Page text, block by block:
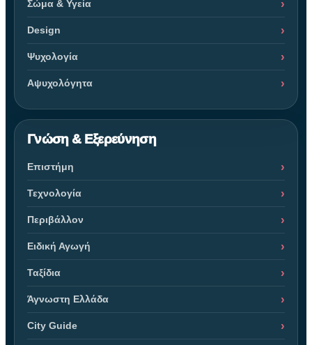
Σώμα & Υγεία
Design
Ψυχολογία
Αψυχολόγητα
Γνώση & Εξερεύνηση
Επιστήμη
Τεχνολογία
Περιβάλλον
Ειδική Αγωγή
Ταξίδια
Άγνωστη Ελλάδα
City Guide